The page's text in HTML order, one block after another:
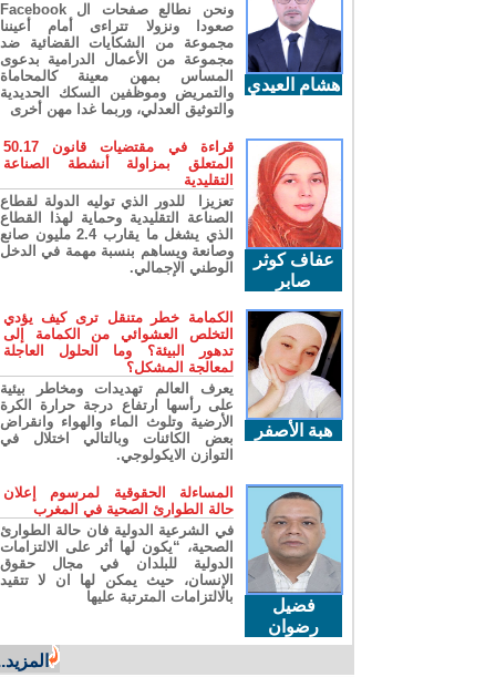
هشام العيدي
ونحن نطالع صفحات ال Facebook
صعودا ونزولا تتراءى أمام أعيننا
مجموعة من الشكايات القضائية ضد
مجموعة من الأعمال الدرامية بدعوى
المساس بمهن معينة كالمحاماة
والتمريض وموظفين السكك الحديدية
والتوثيق العدلي، وربما غدا مهن أخرى
عفاف كوثر
صابر
قراءة في مقتضيات قانون 50.17
المتعلق بمزاولة أنشطة الصناعة
التقليدية
تعزيزا للدور الذي توليه الدولة لقطاع
الصناعة التقليدية وحماية لهذا القطاع
الذي يشغل ما يقارب 2.4 مليون صانع
وصانعة ويساهم بنسبة مهمة في الدخل
الوطني الإجمالي.
هبة الأصفر
الكمامة خطر متنقل ترى كيف يؤدي
التخلص العشوائي من الكمامة إلى
تدهور البيئة؟ وما الحلول العاجلة
لمعالجة المشكل؟
يعرف العالم تهديدات ومخاطر بيئية
على رأسها ارتفاع درجة حرارة الكرة
الأرضية وتلوث الماء والهواء وانقراض
بعض الكائنات وبالتالي اختلال في
التوازن الايكولوجي.
فضيل
رضوان
المساءلة الحقوقية لمرسوم إعلان
حالة الطوارئ الصحية في المغرب
في الشرعية الدولية فان حالة الطوارئ
الصحية، “يكون لها أثر على الالتزامات
الدولية للبلدان في مجال حقوق
الإنسان، حيث يمكن لها ان لا تتقيد
بالالتزامات المترتبة عليها
المزيد...